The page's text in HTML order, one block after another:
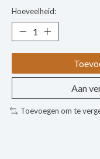
Hoeveelheid:
Aan
Toevoegen om te